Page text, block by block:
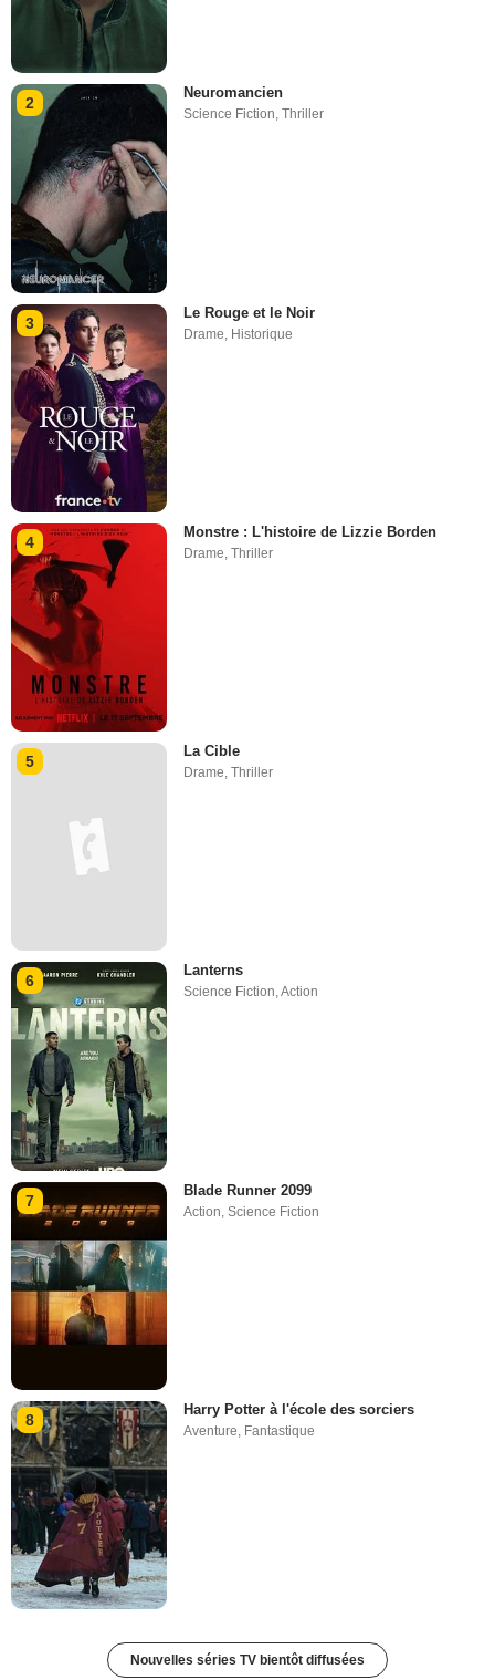
2
Neuromancien
Science Fiction,Thriller
3
Le Rouge et le Noir
Drame Historique
4
Monstre : L'histoire de Lizzie Borden
Drame,Thriller
5
La Cible
Drame,Thriller
6
Lanterns
Science Fiction,Action
7
Blade Runner 2099
Action ,Science Fiction
8
Harry Potter à l'école des sorciers
Aventure, Fantastique
Nouvelles séries TV bientôt diffusées